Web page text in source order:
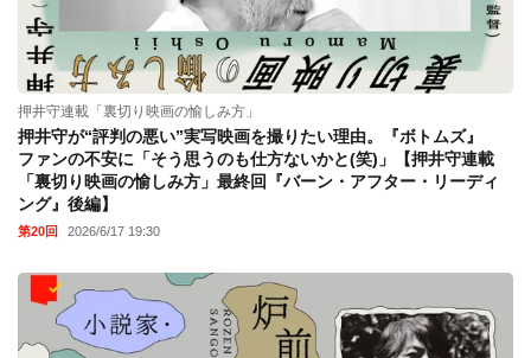
押井守連載「裏切り映画の愉しみ方」
押井守が“評判の悪い”実写映画を撮りたい理由。『ボトムズ』
ファンの不安に「そう思うのも仕方ないかと(笑)」【押井守連載
「裏切り映画の愉しみ方」最終回『バーン・アフター・リーディ
ング』後編】
第20回 2026/6/17 19:30